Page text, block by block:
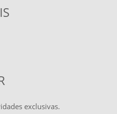
exclusivas.